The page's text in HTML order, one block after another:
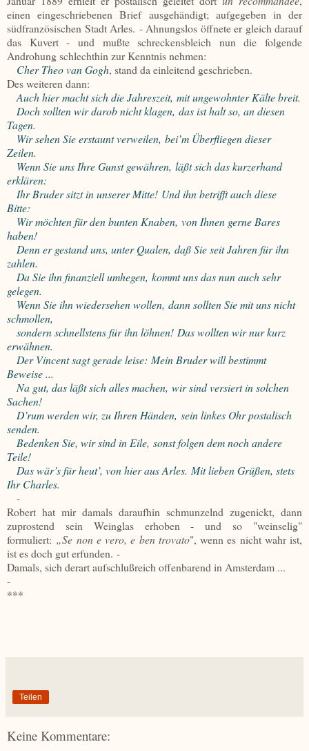
einen eingeschriebenen Brief ausgehändigt; aufgegeben in der
südfranzösischen Stadt Arles. - Ahnungslos öffnete er gleich darauf
das Kuvert - und mußte schreckensbleich nun die folgende
Androhung schlechthin zur Kenntnis nehmen:
Cher Theo van Gogh, stand da einleitend geschrieben.
Des weiteren dann:
Auch hier macht sich die Jahreszeit, mit ungewohnter Kälte breit.
Doch sollten wir darob nicht klagen, das ist halt so, an diesen
Tagen.
Wir sehen Sie erstaunt verweilen, bei’m Überfliegen dieser
Zeilen.
Wenn Sie uns Ihre Gunst gewähren, läßt sich das kurzerhand
erklären:
Ihr Bruder sitzt in unserer Mitte! Und ihn betrifft auch diese
Bitte:
Wir möchten für den bunten Knaben, von Ihnen gerne Bares
haben!
Denn er gestand uns, unter Qualen, daß Sie seit Jahren für ihn
zahlen.
Da Sie ihn finanziell umhegen, kommt uns das nun auch sehr
gelegen.
Wenn Sie ihn wiedersehen wollen, dann sollten Sie mit uns nicht
schmollen,
sondern schnellstens für ihn löhnen! Das wollten wir nur kurz
erwähnen.
Der Vincent sagt gerade leise: Mein Bruder will bestimmt
Beweise ...
Na gut, das läßt sich alles machen, wir sind versiert in solchen
Sachen!
D’rum werden wir, zu Ihren Händen, sein linkes Ohr postalisch
senden.
Bedenken Sie, wir sind in Eile, sonst folgen dem noch andere
Teile!
Das wär’s für heut’, von hier aus Arles. Mit lieben Grüßen, stets
Ihr Charles.
-
Robert hat mir damals daraufhin schmunzelnd zugenickt, dann
zuprostend sein Weinglas erhoben - und so "weinselig"
formuliert: „Se non e vero, e ben trovato", wenn es nicht wahr ist,
ist es doch gut erfunden. -
Damals, sich derart aufschlußreich offenbarend in Amsterdam ...
-
***
Teilen
Keine Kommentare: